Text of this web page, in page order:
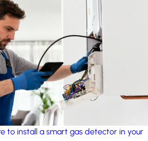
to install a smart gas detector in your